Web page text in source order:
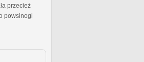
przecież
powsinogi